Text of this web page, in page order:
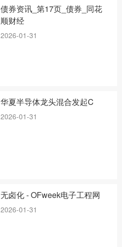
债券资讯_第17页_债券_同花
顺财经
2026-01-31
华夏半导体龙头混合发起C
2026-01-31
无卤化 - OFweek电子工程网
2026-01-31